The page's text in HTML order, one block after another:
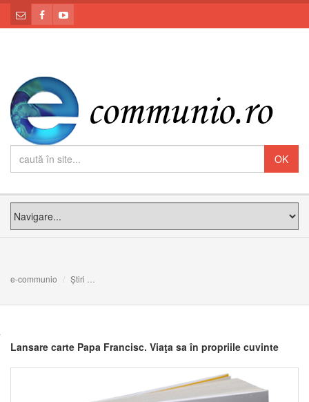
e-communio Știri
Lansare carte Papa Francisc. Viaţa sa în propriile cuvinte